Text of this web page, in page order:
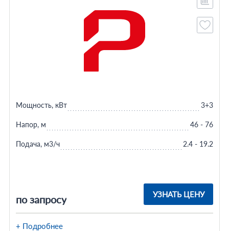
по запросу УЗНАТЬ ЦЕНУ
Мощность, кВт 3+3
Напор, м 46 - 76
Подача, м3/ч 2.4 - 19.2
+ Подробнее